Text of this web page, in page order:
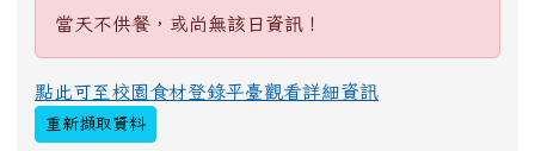
當天不供餐，或尚無該日資訊！
點此可至校園食材登錄平臺觀看詳細資訊
重新擷取資料